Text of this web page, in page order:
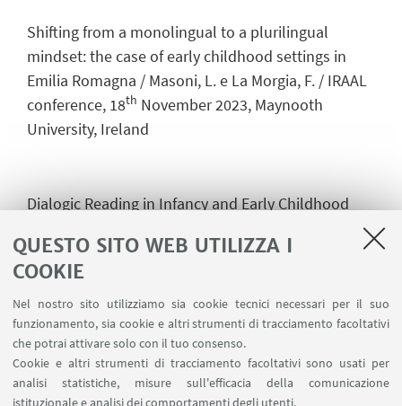
QUESTO SITO WEB UTILIZZA I
COOKIE
Nel nostro sito utilizziamo sia cookie tecnici necessari per il suo
funzionamento, sia cookie e altri strumenti di tracciamento facoltativi
che potrai attivare solo con il tuo consenso.
Cookie e altri strumenti di tracciamento facoltativi sono usati per
analisi statistiche, misure sull'efficacia della comunicazione
istituzionale e analisi dei comportamenti degli utenti.
Shifting from a monolingual to a plurilingual
mindset: the case of early childhood settings in
Emilia Romagna / Masoni, L. e La Morgia, F. / IRAAL
conference, 18th November 2023, Maynooth
University, Ireland
Dialogic Reading in Infancy and Early Childhood
analysis of educational materials in specific EFL
contexts / Vacondio, L. e Masoni, L. / (Innovation in
Language Learning - 15th Edition – Firenze 10-11
November 2022)
"Sentire" l'inglese nella fascia d’età 0-3-6 /